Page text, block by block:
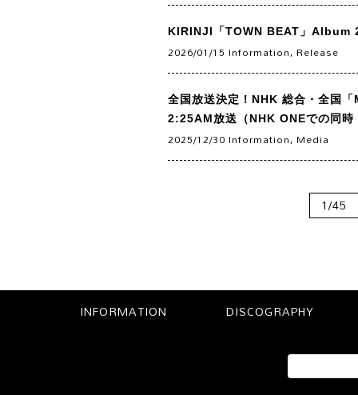
KIRINJI「TOWN BEAT」Album
2026/01/15 Information, Release
全国放送決定！NHK 総合・全国
2:25AM放送（NHK ONEでの同時
2025/12/30 Information, Media
1/45
INFORMATION DISCOGRAPHY